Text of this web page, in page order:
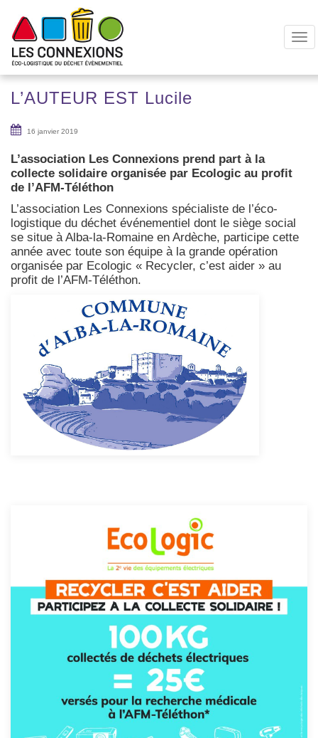
T
g
L’AUTEUR EST Lucile
16 janvier 2019
L’association Les Connexions prend part à la
collecte solidaire organisée par Ecologic au profit
de l’AFM-Téléthon
L’association Les Connexions spécialiste de l’éco-
logistique du déchet événementiel dont le siège social
se situe à Alba-la-Romaine en Ardèche, participe cette
année avec toute son équipe à la grande opération
organisée par Ecologic « Recycler, c’est aider » au
profit de l’AFM-Téléthon.